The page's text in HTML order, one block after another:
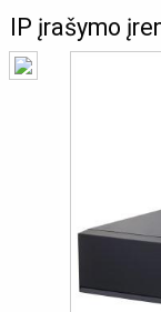
IP įrašymo